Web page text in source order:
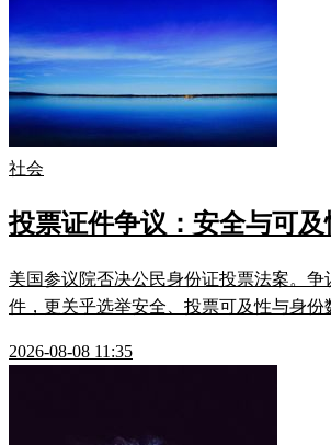
社会
投票证件争议：安全与可
美国参议院否决公民身份证投票法案。争
件，更关乎选举安全、投票可及性与身份
2026-08-08 11:35